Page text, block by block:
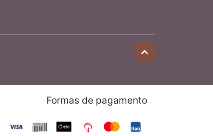
Formas de pagamento